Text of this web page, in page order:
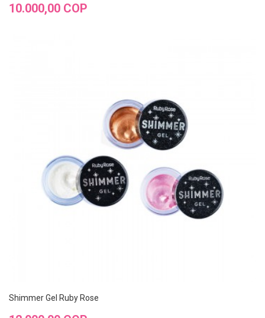
Precio
10.000,00 COP
Shimmer Gel Ruby Rose